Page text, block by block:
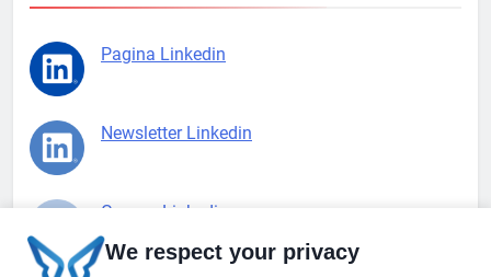
Pagina Linkedin
Newsletter Linkedin
Gruppo Linkedin
We respect your privacy